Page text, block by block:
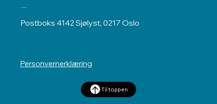
Postadresse
Postboks 4142 Sjølyst, 0217 Oslo
Personvernerklæring
Til toppen